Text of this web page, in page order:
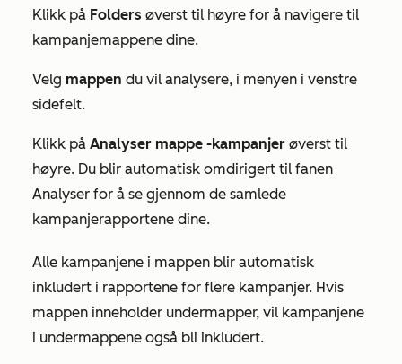
Klikk på Folders øverst til høyre for å navigere til
kampanjemappene dine.
Velg mappen du vil analysere, i menyen i venstre
sidefelt.
Klikk på Analyser mappe -kampanjer øverst til
høyre. Du blir automatisk omdirigert til fanen
Analyser for å se gjennom de samlede
kampanjerapportene dine.
Alle kampanjene i mappen blir automatisk
inkludert i rapportene for flere kampanjer. Hvis
mappen inneholder undermapper, vil kampanjene
i undermappene også bli inkludert.